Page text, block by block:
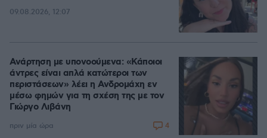
09.08.2026, 12:07
Ανάρτηση με υπονοούμενα: «Κάποιοι
άντρες είναι απλά κατώτεροι των
περιστάσεων» λέει η Ανδρομάχη εν
μέσω φημών για τη σχέση της με τον
Γιώργο Λιβάνη
πριν μία ώρα 4